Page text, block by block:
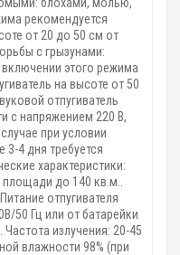
рекомендуется
от 20 до 50 см от
с грызунами:
этого режима
на высоте от 50
отпугиватель
с напряжением 220 В,
при условии
4 дня требуется
характеристики:
до 140 кв.м..
отпугивателя
50 Гц или от батарейки
излучения: 20-45
влажности 98% (при